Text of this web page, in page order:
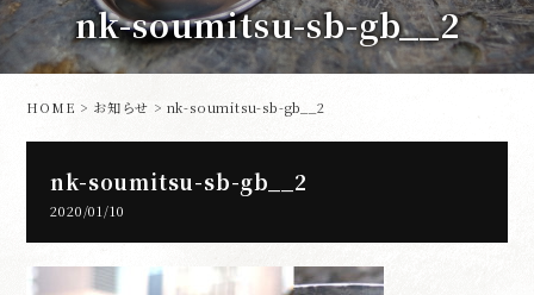
nk-soumitsu-sb-gb__2
HOME > お知らせ > nk-soumitsu-sb-gb__2
nk-soumitsu-sb-gb__2
2020/01/10